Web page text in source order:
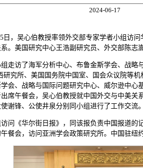
2024-06-17
日，吴心伯教授率领外交部专家学者小组访
。美国研究中心王浩副研究员、外交部陈志
走访了海军分析中心、布鲁金斯学会、战略
研究所、美国国务院中国室、国会众议院等
会、战略与国际问题研究中心、威尔逊中心
席午餐会，吴心伯教授就中国外交与中美关
谢锋、公使井泉分别同小组进行了工作交流。
问《华尔街日报》，同该报负责中国报道的
餐会，访问亚洲学会政策研究所。中国驻纽